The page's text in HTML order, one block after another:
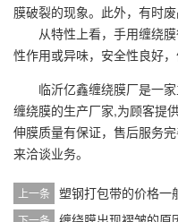
膜破裂的现象。此外，有时
从特性上看，手用缠绕膜
性作用或异味，安全性良好，
临沂亿鑫缠绕膜厂是一
缠绕膜的生产厂家,为顾客提
伸膜质量有保证，售后服务
来洽谈业务。
上一条 塑钢打包带的价格一